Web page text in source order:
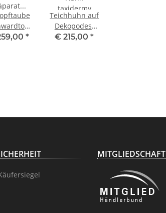
*
Teichhuhn auf
Dekopodest
Huhn
€ 215,00*
MITGLIEDSCHAFT